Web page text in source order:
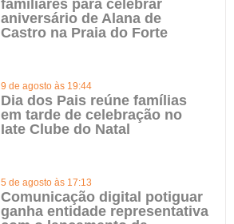
familiares para celebrar
aniversário de Alana de
Castro na Praia do Forte
9 de agosto às 19:44
Dia dos Pais reúne famílias
em tarde de celebração no
Iate Clube do Natal
5 de agosto às 17:13
Comunicação digital potiguar
ganha entidade representativa